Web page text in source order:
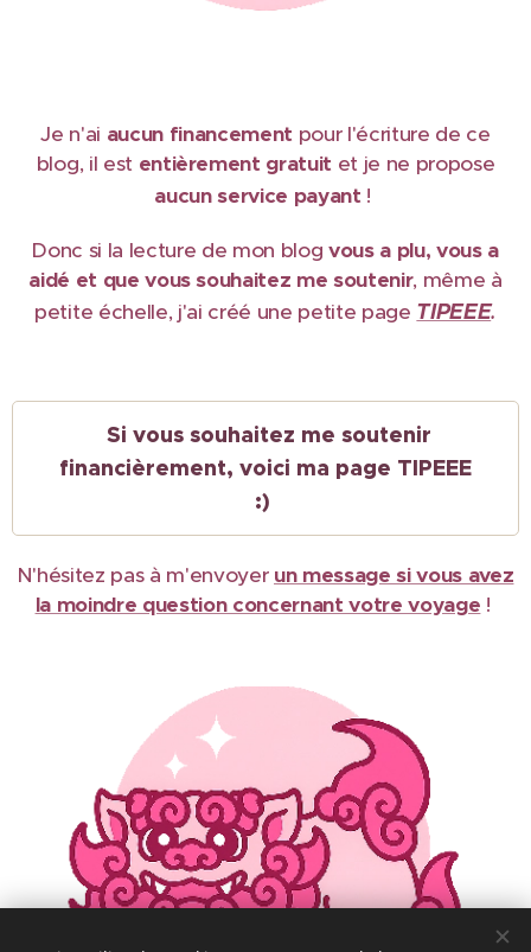
Je n'ai aucun financement pour l'écriture de ce
blog, il est entièrement gratuit et je ne propose
aucun service payant !
Donc si la lecture de mon blogvous a plu, vous a
aidé et que vous souhaitez me soutenir, même à
petite échelle, j'ai créé une petite page TIPEEE.
Si vous souhaitez me soutenir
financièrement, voici ma page TIPEEE
:)
N'hésitez pas à m'envoyer un message si vous avez
la moindre question concernant votre voyage !